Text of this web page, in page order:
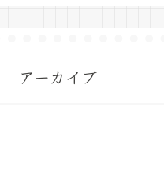
アーカイブ